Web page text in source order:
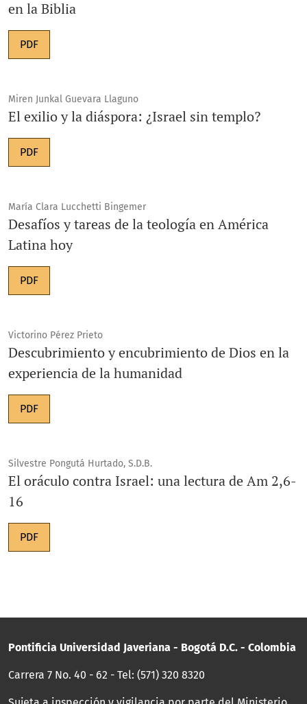
en la Biblia
PDF
Miren Junkal Guevara Llaguno
El exilio y la diáspora: ¿Israel sin templo?
PDF
María Clara Lucchetti Bingemer
Desafíos y tareas de la teología en América
Latina hoy
PDF
Victorino Pérez Prieto
Descubrimiento y encubrimiento de Dios en la
experiencia de la humanidad
PDF
Silvestre Pongutá Hurtado, S.D.B.
El oráculo contra Israel: una lectura de Am 2,6-
16
PDF
Pontificia Universidad Javeriana - Bogotá D.C. - Colombia
Carrera 7 No. 40 - 62 - Tel: (571) 320 8320